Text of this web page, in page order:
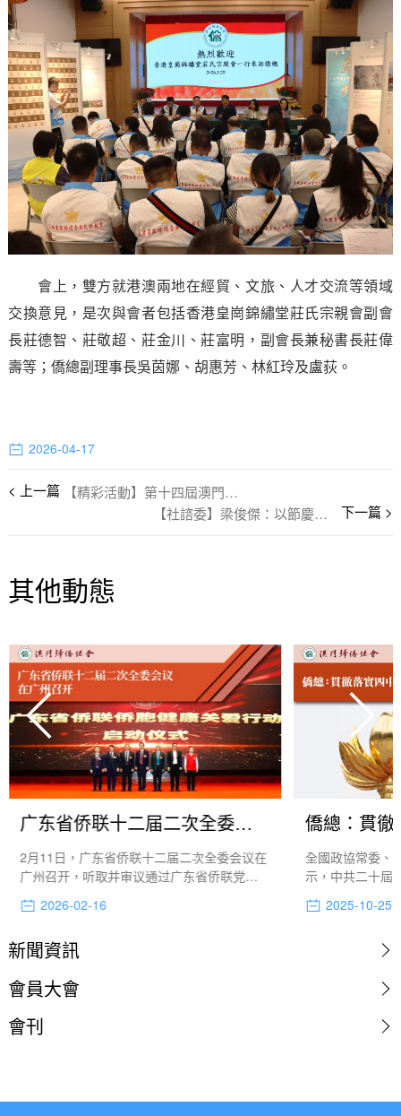
會上，雙方就港澳兩地在經貿、文旅、人才交流等領域
交換意見，是次與會者包括香港皇崗錦繡堂莊氏宗親會副會
長莊德智、莊敬超、莊金川、莊富明，副會長兼秘書長莊偉
壽等；僑總副理事長吳茵娜、胡惠芳、林紅玲及盧荻。
2026-04-17
【精彩活動】第十四屆澳門國際旅遊（產業）博覽會圓滿閉幕
【社諮委】梁俊傑：以節慶裝置為平台 支持澳門文創產業發展的建議與回覆
其他動態
广东省侨联十二届二次全委会议在广州召开
2月11日，广东省侨联十二届二次全委会议在
广州召开，听取并审议通过广东省侨联党组
尾市侨联、广东国际华商会、广东省高校科
过了有关人事事项。会后，举行了广东省侨
2026-02-16
僑總：貫
全國政協常委、
示，中共二十屆
了新時期中國號
展現了以人工
年規劃“長期主
2025-10-25
新聞資訊
會員大會
會刊